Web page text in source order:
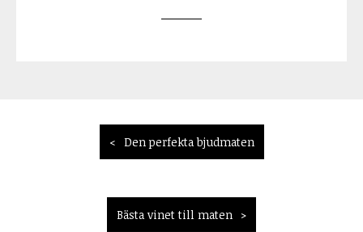
InläggsnavigeringDen perfekta bjudmaten
Bästa vinet till maten